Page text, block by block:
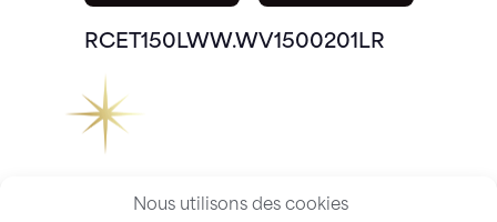
Nous utilisons des cookies
RCET150LWW.WV1500201LR